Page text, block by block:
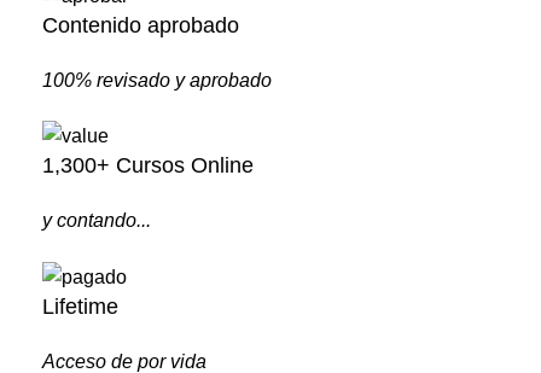
Contenido aprobado
100% revisado y aprobado
1,300+ Cursos Online
y contando...
Lifetime
Acceso de por vida